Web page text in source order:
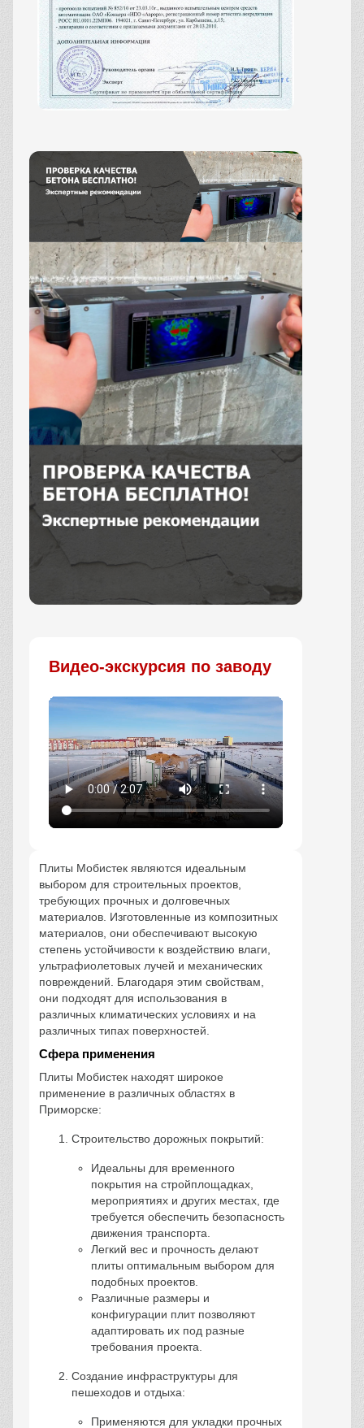
Видео-экскурсия по заводу
Плиты Мобистек являются идеальным
выбором для строительных проектов,
требующих прочных и долговечных
материалов. Изготовленные из композитных
материалов, они обеспечивают высокую
степень устойчивости к воздействию влаги,
ультрафиолетовых лучей и механических
повреждений. Благодаря этим свойствам,
они подходят для использования в
различных климатических условиях и на
различных типах поверхностей.
Сфера применения
Плиты Мобистек находят широкое
применение в различных областях в
Приморске:
Строительство дорожных покрытий:
Идеальны для временного
покрытия на стройплощадках,
мероприятиях и других местах, где
требуется обеспечить безопасность
движения транспорта.
Легкий вес и прочность делают
плиты оптимальным выбором для
подобных проектов.
Различные размеры и
конфигурации плит позволяют
адаптировать их под разные
требования проекта.
Создание инфраструктуры для
пешеходов и отдыха:
Применяются для укладки прочных